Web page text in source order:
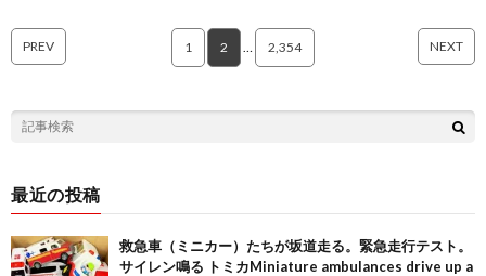
PREV 1 2 2,354 NEXT
最近の投稿
救急車（ミニカー）たちが坂道走る。緊急走行テスト。
サイレン鳴る トミカMiniature ambulances drive up a